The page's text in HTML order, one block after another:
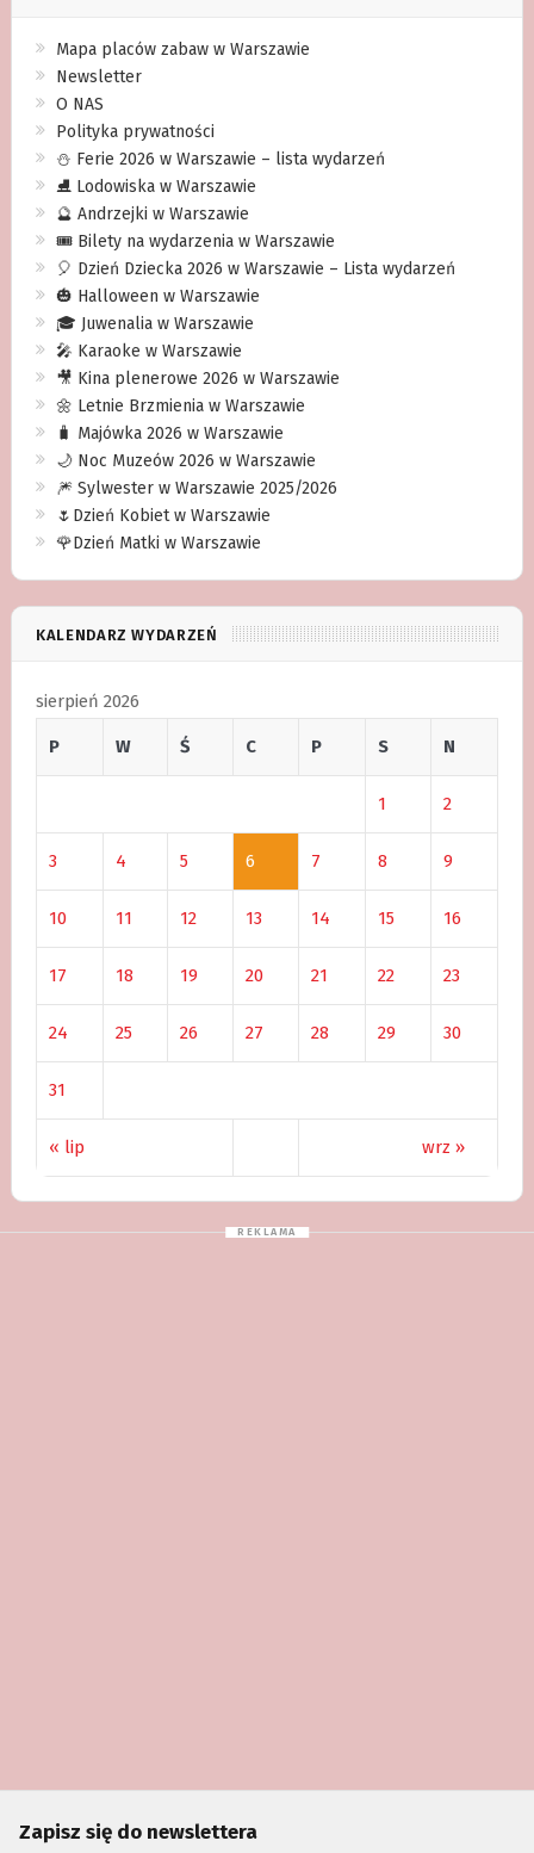
Mapa placów zabaw w Warszawie
Newsletter
O NAS
Polityka prywatności
⛄️ Ferie 2026 w Warszawie – lista wydarzeń
⛸ Lodowiska w Warszawie
🔮 Andrzejki w Warszawie
🎟️ Bilety na wydarzenia w Warszawie
🎈 Dzień Dziecka 2026 w Warszawie – Lista wydarzeń
🎃 Halloween w Warszawie
🎓 Juwenalia w Warszawie
🎤 Karaoke w Warszawie
🎥 Kina plenerowe 2026 w Warszawie
🌼 Letnie Brzmienia w Warszawie
🧳 Majówka 2026 w Warszawie
🌙 Noc Muzeów 2026 w Warszawie
🎆 Sylwester w Warszawie 2025/2026
🌷Dzień Kobiet w Warszawie
🌹Dzień Matki w Warszawie
KALENDARZ WYDARZEŃ
sierpień 2026
P W Ś C P S N
« lip wrz »
1 2
3 4 5 6 7 8 9
10 11 12 13 14 15 16
17 18 19 20 21 22 23
24 25 26 27 28 29 30
31
Zapisz się do newslettera